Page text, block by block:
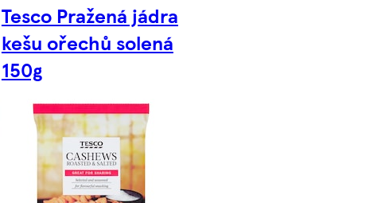
Tesco Pražená jádra
kešu ořechů solená
150g